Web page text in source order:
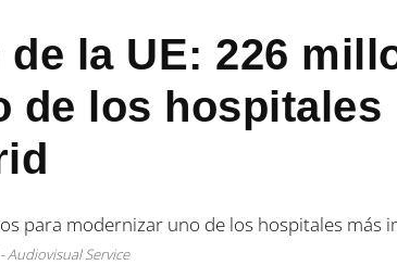
la UE: 226
de los hospitales
Service